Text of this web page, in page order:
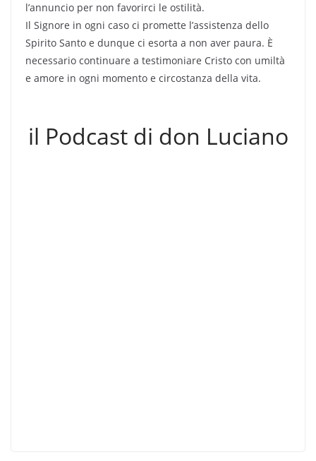
l’annuncio per non favorirci le ostilità.
Il Signore in ogni caso ci promette l’assistenza dello
Spirito Santo e dunque ci esorta a non aver paura. È
necessario continuare a testimoniare Cristo con umiltà
e amore in ogni momento e circostanza della vita.
il Podcast di don Luciano